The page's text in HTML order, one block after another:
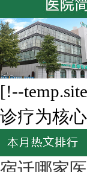
[!--
诊疗为核